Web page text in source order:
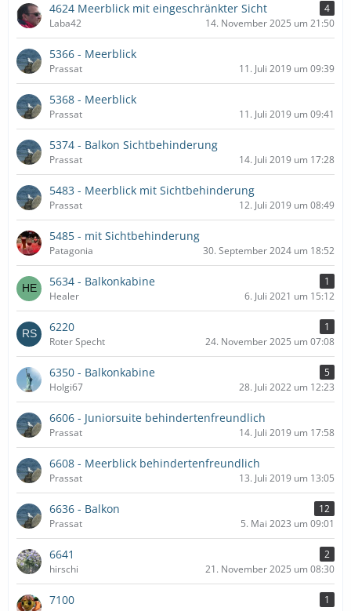
4624 Meerblick mit eingeschränkter Sicht
4
Laba42
14. November 2025 um 21:50
5366 - Meerblick
Prassat 11. Juli 2019 um 09:39
5368 - Meerblick
Prassat 11. Juli 2019 um 09:41
5374 - Balkon Sichtbehinderung
Prassat 14. Juli 2019 um 17:28
5483 - Meerblick mit Sichtbehinderung
Prassat 12. Juli 2019 um 08:49
5485 - mit Sichtbehinderung
Patagonia 30. September 2024 um 18:52
5634 - Balkonkabine
1
Healer
6. Juli 2021 um 15:12
6220
1
Roter Specht
24. November 2025 um 07:08
6350 - Balkonkabine
5
Holgi67
28. Juli 2022 um 12:23
6606 - Juniorsuite behindertenfreundlich
Prassat 14. Juli 2019 um 17:58
6608 - Meerblick behindertenfreundlich
Prassat 13. Juli 2019 um 13:05
6636 - Balkon
12
Prassat
5. Mai 2023 um 09:01
6641
2
hirschi
21. November 2025 um 08:30
7100
1